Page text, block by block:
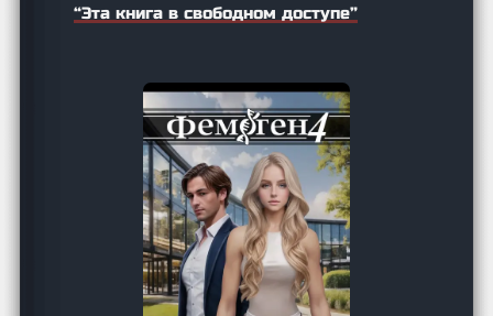
“Эта книга в свободном доступе”